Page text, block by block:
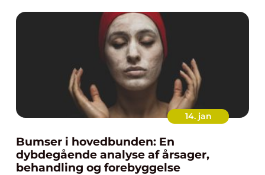
14. jan
Bumser i hovedbunden: En
dybdegående analyse af årsager,
behandling og forebyggelse